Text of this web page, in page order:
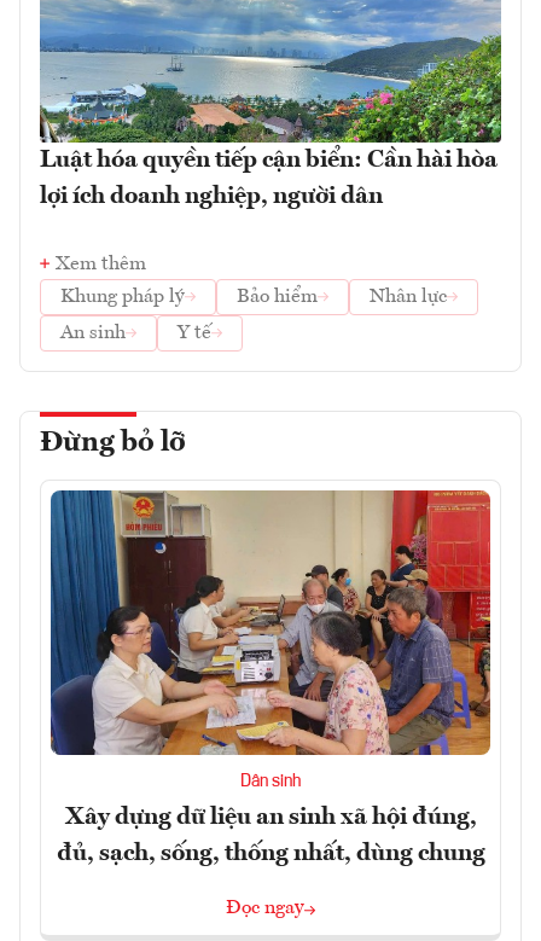
Luật hóa quyền tiếp cận biển: Cần hài hòa
lợi ích doanh nghiệp, người dân
Xem thêm
Khung pháp lý
Bảo hiểm
Nhân lực
An sinh
Y tế
Đừng bỏ lỡ
Dân sinh
Xây dựng dữ liệu an sinh xã hội đúng,
đủ, sạch, sống, thống nhất, dùng chung
Đọc ngay